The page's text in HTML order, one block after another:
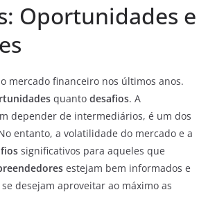
Oportunidades e
mercado financeiro nos últimos anos.
quanto desafios. A
depender de intermediários, é um dos
entanto, a volatilidade do mercado e a
significativos para aqueles que
estejam bem informados e
se desejam aproveitar ao máximo as